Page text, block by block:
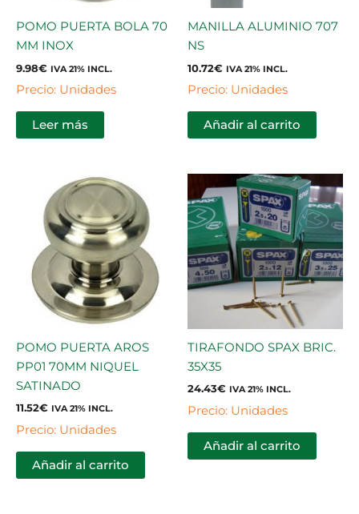
POMO PUERTA BOLA 70
MM INOX
9.98€ IVA 21% INCL.
Precio: Unidades
Leer más
MANILLA ALUMINIO 707
NS
10.72€ IVA 21% INCL.
Precio: Unidades
Añadir al carrito
POMO PUERTA AROS
PP01 70MM NIQUEL
SATINADO
11.52€ IVA 21% INCL.
Precio: Unidades
Añadir al carrito
TIRAFONDO SPAX BRIC.
35X35
24.43€ IVA 21% INCL.
Precio: Unidades
Añadir al carrito